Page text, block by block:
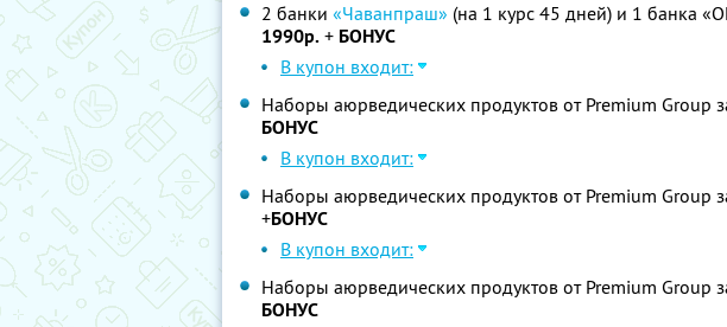
2 банки «Чаванпраш» (на 1 курс 45 дней) и 1 банка
1990р. + БОНУС
В купон входит:
Наборы аюрведических продуктов от Premium Group
БОНУС
В купон входит:
Наборы аюрведических продуктов от Premium Group
+БОНУС
В купон входит:
Наборы аюрведических продуктов от Premium Group
БОНУС